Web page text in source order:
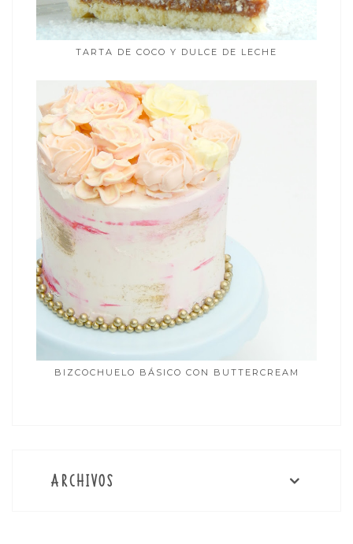
TARTA DE COCO Y DULCE DE LECHE
BIZCOCHUELO BÁSICO CON BUTTERCREAM
ARCHIVOS